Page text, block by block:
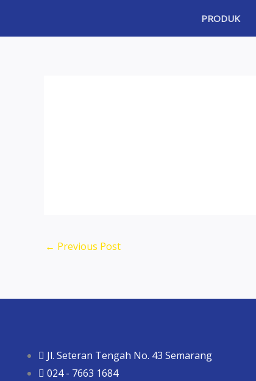
PRODUK
← Previous Post
Jl. Seteran Tengah No. 43 Semarang
024 - 7663 1684